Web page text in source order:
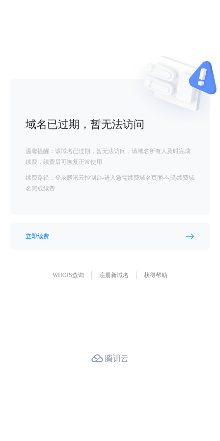
域名已过期，暂无法访问
温馨提醒：该域名已过期，暂无法访问，请域名所有人及时完成
续费，续费后可恢复正常使用
续费路径：登录腾讯云控制台-进入急需续费域名页面-勾选续费域
名完成续费
立即续费
WHOIS查询 注册新域名 获得帮助